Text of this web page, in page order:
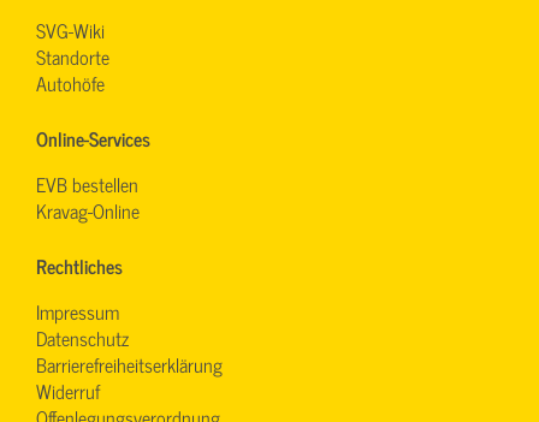
SVG-Wiki
Standorte
Autohöfe
Online-Services
EVB bestellen
Kravag-Online
Rechtliches
Impressum
Datenschutz
Barrierefreiheitserklärung
Widerruf